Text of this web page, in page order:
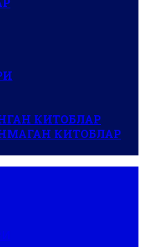
КИТОБЛАР
КИТОБЛАР